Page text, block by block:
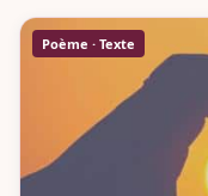
Poème · Texte